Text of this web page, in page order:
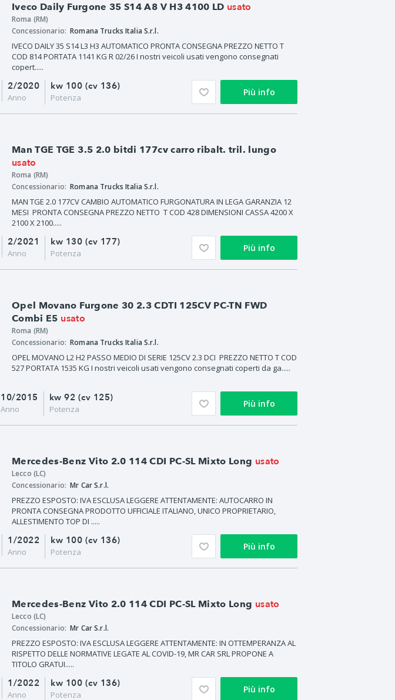
Iveco Daily Furgone 35 S14 A8 V H3 4100 LD usato
Roma (RM)
Concessionario: Romana Trucks Italia S.r.l.
IVECO DAILY 35 S14 L3 H3 AUTOMATICO PRONTA CONSEGNA PREZZO NETTO T
COD 814 PORTATA 1141 KG R 02/26 I nostri veicoli usati vengono consegnati
copert.....
2/2020
Anno
kw 100 (cv 136)
Potenza Più info
Man TGE TGE 3.5 2.0 bitdi 177cv carro ribalt. tril. lungo
usato
Roma (RM)
Concessionario: Romana Trucks Italia S.r.l.
MAN TGE 2.0 177CV CAMBIO AUTOMATICO FURGONATURA IN LEGA GARANZIA 12
MESI PRONTA CONSEGNA PREZZO NETTO T COD 428 DIMENSIONI CASSA 4200 X
2100 X 2100.....
2/2021
Anno
kw 130 (cv 177)
Potenza Più info
Opel Movano Furgone 30 2.3 CDTI 125CV PC-TN FWD
Combi E5 usato
Roma (RM)
Concessionario: Romana Trucks Italia S.r.l.
OPEL MOVANO L2 H2 PASSO MEDIO DI SERIE 125CV 2.3 DCI PREZZO NETTO T COD
527 PORTATA 1535 KG I nostri veicoli usati vengono consegnati coperti da ga.....
10/2015
Anno
kw 92 (cv 125)
Potenza Più info
Mercedes-Benz Vito 2.0 114 CDI PC-SL Mixto Long usato
Lecco (LC)
Concessionario: Mr Car S.r.l.
PREZZO ESPOSTO: IVA ESCLUSA LEGGERE ATTENTAMENTE: AUTOCARRO IN
PRONTA CONSEGNA PRODOTTO UFFICIALE ITALIANO, UNICO PROPRIETARIO,
ALLESTIMENTO TOP DI .....
1/2022
Anno
kw 100 (cv 136)
Potenza Più info
Mercedes-Benz Vito 2.0 114 CDI PC-SL Mixto Long usato
Lecco (LC)
Concessionario: Mr Car S.r.l.
PREZZO ESPOSTO: IVA ESCLUSA LEGGERE ATTENTAMENTE: IN OTTEMPERANZA AL
RISPETTO DELLE NORMATIVE LEGATE AL COVID-19, MR CAR SRL PROPONE A
TITOLO GRATUI.....
1/2022
Anno
kw 100 (cv 136)
Potenza Più info